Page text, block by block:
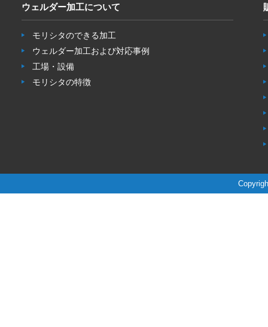
ウェルダー加工について
モリシタのできる加工
ウェルダー加工および対応事例
工場・設備
モリシタの特徴